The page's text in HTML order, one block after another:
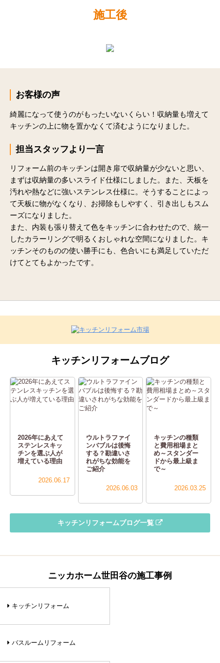
施工後
お客様の声
綺麗になって使うのがもったいないくらい！収納量も増えて
キッチンの上に物を置かなくて済むようになりました。
担当スタッフより一言
リフォーム前のキッチンは開き扉で収納量が少ないと思い、
まずは収納量の多いスライド仕様にしました。また、天板を
汚れや熱などに強いステンレス仕様に。そうすることによっ
て天板に物がなくなり、お掃除もしやすく、引き出しもスム
ーズになりました。
また、内装も張り替えて色をキッチンに合わせたので、統一
したカラーリングで明るくおしゃれな空間になりました。キ
ッチンそのものの使い勝手にも、色合いにも満足していただ
けてとてもよかったです。
キッチンリフォームブログ
2026年にあえて
ステンレスキッ
チンを選ぶ人が
増えている理由
2026.06.17
ウルトラファイ
ンバブルは後悔
する？勘違いさ
れがちな効能を
ご紹介
2026.06.03
キッチンの種類
と費用相場まと
め～スタンダー
ドから最上級ま
で～
2026.03.25
キッチンリフォームブログ一覧
ニッカホーム世田谷の施工事例
キッチンリフォーム
バスルームリフォーム